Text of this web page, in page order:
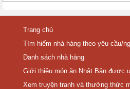
Trang chủ
Tìm hiếm nhà hàng theo yêu cầu/
Danh sách nhà hàng
Giới thiệu món ăn Nhật Bản được
Xem truyện tranh và thưởng thức